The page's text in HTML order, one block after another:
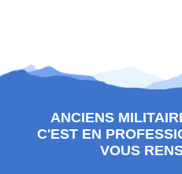
ANCIENS
C'EST EN
VOUS